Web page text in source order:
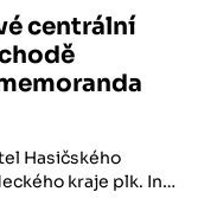
centrální
Hasičského
kraje plk. Ing.